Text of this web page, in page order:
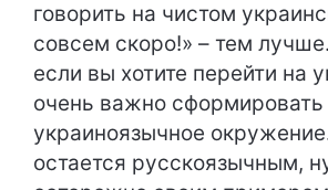
говорить на чистом
совсем скоро!» – тем
если вы хотите перейти на
очень важно сформировать
украиноязычное
остается русскоязычным,